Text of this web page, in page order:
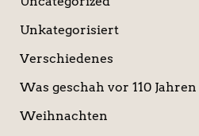
Unkategorisiert
Verschiedenes
Was geschah vor 110 Jahren
Weihnachten